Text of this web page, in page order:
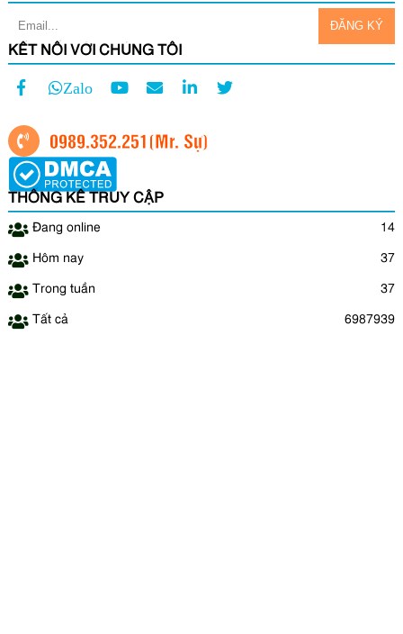
KẾT NỐI VỚI CHÚNG TÔI
Zalo
0989.352.251(Mr. Sự)
THỐNG KÊ TRUY CẬP
Đang online 14
Hôm nay 37
Trong tuần 37
Tất cả 6987939